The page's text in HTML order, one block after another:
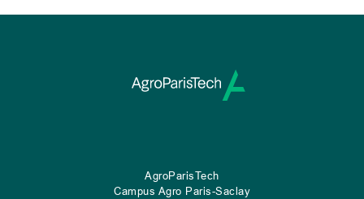
AgroParisTech
Campus Agro Paris-Saclay